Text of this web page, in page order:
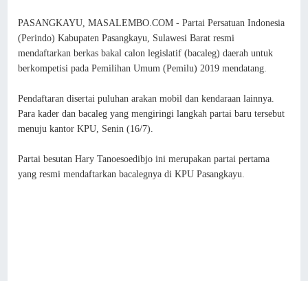
PASANGKAYU, MASALEMBO.COM - Partai Persatuan Indonesia
(Perindo) Kabupaten Pasangkayu, Sulawesi Barat resmi
mendaftarkan berkas bakal calon legislatif (bacaleg) daerah untuk
berkompetisi pada Pemilihan Umum (Pemilu) 2019 mendatang.
Pendaftaran disertai puluhan arakan mobil dan kendaraan lainnya.
Para kader dan bacaleg yang mengiringi langkah partai baru tersebut
menuju kantor KPU, Senin (16/7).
Partai besutan Hary Tanoesoedibjo ini merupakan partai pertama
yang resmi mendaftarkan bacalegnya di KPU Pasangkayu.